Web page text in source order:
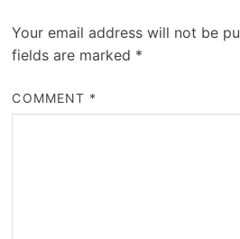
Your email address will not be
fields are marked *
COMMENT *